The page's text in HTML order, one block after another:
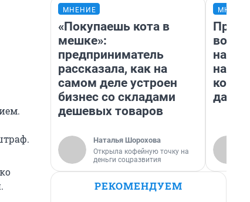
МНЕНИЕ
«Покупаешь кота в
мешке»:
предприниматель
рассказала, как на
самом деле устроен
бизнес со складами
дешевых товаров
Наталья Шорохова
Открыла кофейную точку на
деньги соцразвития
нам
даже
РЕКОМЕНДУЕМ